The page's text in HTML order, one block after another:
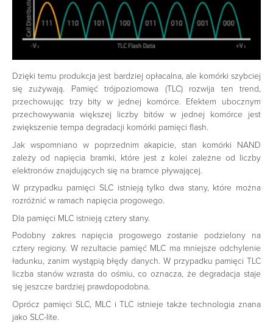
Dzięki temu produkcja jest bardziej opłacalna, ale komórki szybciej
się zużywają. Pamięć trójpoziomowa (TLC) rozwija ten trend,
przechowując trzy bity w jednej komórce. Efektem ubocznym
przechowywania większej liczby bitów w jednej komórce jest
zwiększenie tempa degradacji komórki pamięci flash.
Jak wspomniano w poprzednim akapicie, stan komórki NAND
zależy od napięcia bramki, które jest z kolei zależne od liczby
elektronów znajdujących się na bramce pływającej.
W przypadku pamięci SLC istnieją tylko dwa stany, które można
rozróżnić w ramach napięcia progowego.
Dla pamięci MLC istnieją cztery stany.
Podobny zakres napięcia progowego zostanie podzielony na
cztery regiony. W rezultacie pamięć MLC ma mniejsze odchylenie
ładunku, zanim wystąpią błędy danych. W przypadku pamięci TLC
liczba stanów wzrasta do ośmiu, co oznacza, że degradacja staje
się jeszcze bardziej prawdopodobna.
Oprócz pamięci SLC, MLC i TLC istnieje także technologia znana
jako SLC-lite.